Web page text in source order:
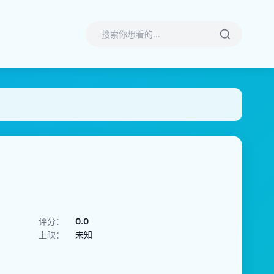
评分：
0.0
上映：
未知